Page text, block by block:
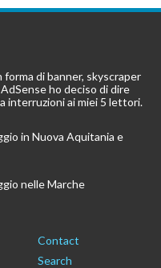
di banner, skyscraper
ho deciso di dire
interruzioni ai miei 5 lettori.
in Nuova Aquitania e
nelle Marche
Contact
Search